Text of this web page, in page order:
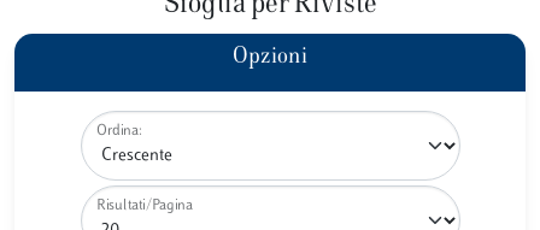
Opzioni
Ordina:
Risultati/Pagina